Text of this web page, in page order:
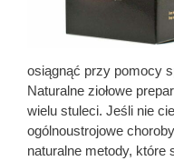
osiągnąć przy pomocy
Naturalne ziołowe
wielu stuleci. Jeśli nie
ogólnoustrojowe
naturalne metody, które